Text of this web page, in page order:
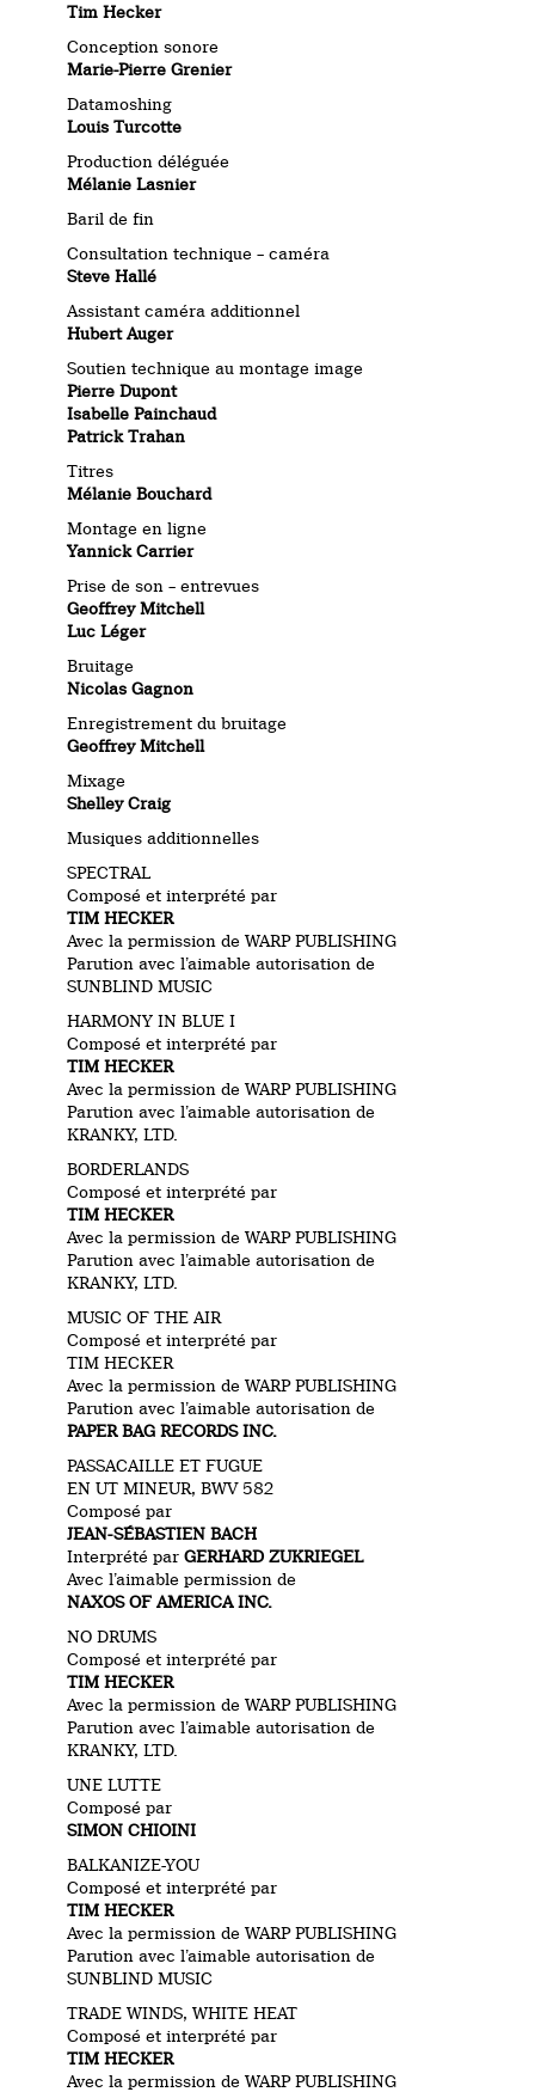
Tim Hecker
Conception sonore
Marie-Pierre Grenier
Datamoshing
Louis Turcotte
Production déléguée
Mélanie Lasnier
Baril de fin
Consultation technique – caméra
Steve Hallé
Assistant caméra additionnel
Hubert Auger
Soutien technique au montage image
Pierre Dupont
Isabelle Painchaud
Patrick Trahan
Titres
Mélanie Bouchard
Montage en ligne
Yannick Carrier
Prise de son – entrevues
Geoffrey Mitchell
Luc Léger
Bruitage
Nicolas Gagnon
Enregistrement du bruitage
Geoffrey Mitchell
Mixage
Shelley Craig
Musiques additionnelles
SPECTRAL
Composé et interprété par
TIM HECKER
Avec la permission de WARP PUBLISHING
Parution avec l’aimable autorisation de
SUNBLIND MUSIC
HARMONY IN BLUE I
Composé et interprété par
TIM HECKER
Avec la permission de WARP PUBLISHING
Parution avec l’aimable autorisation de
KRANKY, LTD.
BORDERLANDS
Composé et interprété par
TIM HECKER
Avec la permission de WARP PUBLISHING
Parution avec l’aimable autorisation de
KRANKY, LTD.
MUSIC OF THE AIR
Composé et interprété par
TIM HECKER
Avec la permission de WARP PUBLISHING
Parution avec l’aimable autorisation de
PAPER BAG RECORDS INC.
PASSACAILLE ET FUGUE
EN UT MINEUR, BWV 582
Composé par
JEAN-SÉBASTIEN BACH
Interprété parGERHARD ZUKRIEGEL
Avec l’aimable permission de
NAXOS OF AMERICA INC.
NO DRUMS
Composé et interprété par
TIM HECKER
Avec la permission de WARP PUBLISHING
Parution avec l’aimable autorisation de
KRANKY, LTD.
UNE LUTTE
Composé par
SIMON CHIOINI
BALKANIZE-YOU
Composé et interprété par
TIM HECKER
Avec la permission de WARP PUBLISHING
Parution avec l’aimable autorisation de
SUNBLIND MUSIC
TRADE WINDS, WHITE HEAT
Composé et interprété par
TIM HECKER
Avec la permission de WARP PUBLISHING